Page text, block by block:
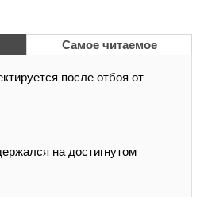
Самое читаемое
после отбоя от
на достигнутом